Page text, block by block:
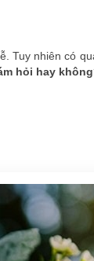
Tuy nhiên có
hỏi hay